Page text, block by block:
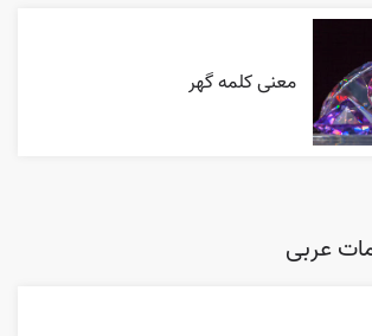
معنی کلمه گهر
عربی